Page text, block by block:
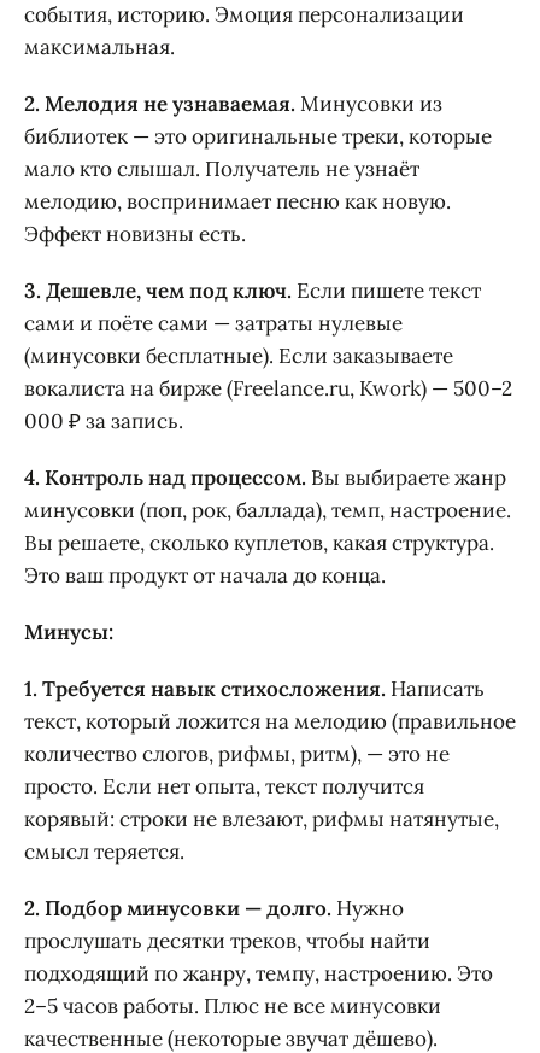
события, историю. Эмоция персонализации
максимальная.
2. Мелодия не узнаваемая. Минусовки из
библиотек — это оригинальные треки, которые
мало кто слышал. Получатель не узнаёт
мелодию, воспринимает песню как новую.
Эффект новизны есть.
3. Дешевле, чем под ключ. Если пишете текст
сами и поёте сами — затраты нулевые
(минусовки бесплатные). Если заказываете
вокалиста на бирже (Freelance.ru, Kwork) — 500–2
000 ₽ за запись.
4. Контроль над процессом. Вы выбираете жанр
минусовки (поп, рок, баллада), темп, настроение.
Вы решаете, сколько куплетов, какая структура.
Это ваш продукт от начала до конца.
Минусы:
1. Требуется навык стихосложения. Написать
текст, который ложится на мелодию (правильное
количество слогов, рифмы, ритм), — это не
просто. Если нет опыта, текст получится
корявый: строки не влезают, рифмы натянутые,
смысл теряется.
2. Подбор минусовки — долго. Нужно
прослушать десятки треков, чтобы найти
подходящий по жанру, темпу, настроению. Это
2–5 часов работы. Плюс не все минусовки
качественные (некоторые звучат дёшево).